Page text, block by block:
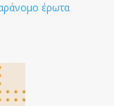
έρωτα